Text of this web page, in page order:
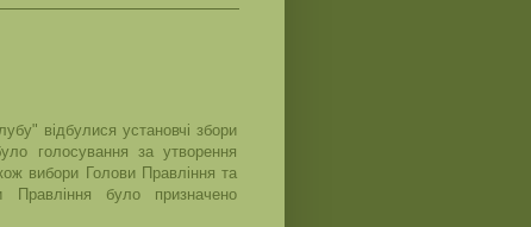
відбулися установчі збори
голосування за утворення
вибори Голови Правління та
було призначено